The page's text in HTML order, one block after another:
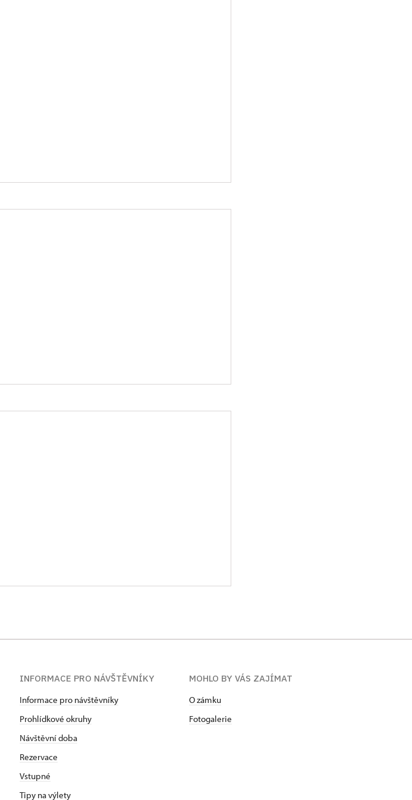
INFORMACE PRO NÁVŠTĚVNÍKY
Informace pro návštěvníky
Prohlídkové okruhy
Návštěvní doba
Rezervace
Vstupné
Tipy na výlety
MOHLO BY VÁS ZAJÍMAT
O zámku
Fotogalerie